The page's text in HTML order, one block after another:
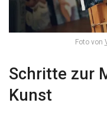
Foto von
Schritte zur
Kunst